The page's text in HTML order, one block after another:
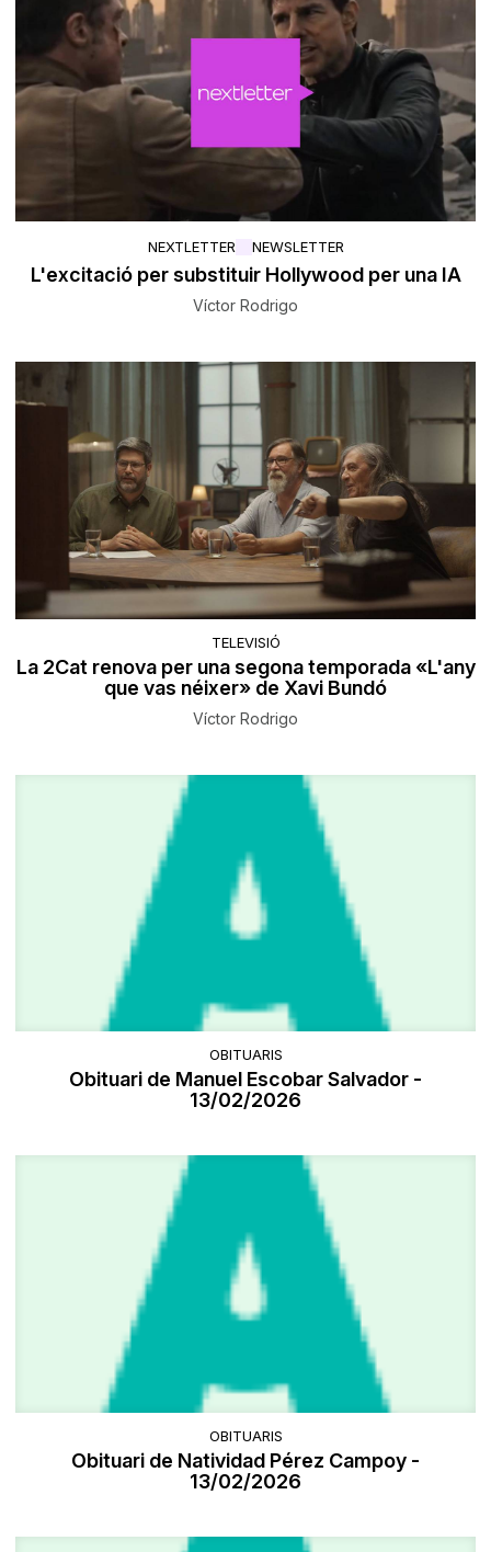
NEXTLETTER NEWSLETTER
L'excitació per substituir Hollywood per una IA
Víctor Rodrigo
TELEVISIÓ
La 2Cat renova per una segona temporada «L'any
que vas néixer» de Xavi Bundó
Víctor Rodrigo
OBITUARIS
Obituari de Manuel Escobar Salvador -
13/02/2026
OBITUARIS
Obituari de Natividad Pérez Campoy -
13/02/2026